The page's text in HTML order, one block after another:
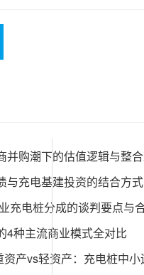
并购潮下的估值逻辑与整
与充电基建投资的结合方式
充电桩分成的谈判要点与
4种主流商业模式全对比
资产vs轻资产：充电桩中